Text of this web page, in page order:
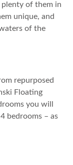
of them in
unique, and
of the
repurposed
Floating
you will
bedrooms – as